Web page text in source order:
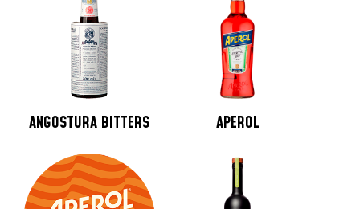
ANGOSTURA BITTERS APEROL